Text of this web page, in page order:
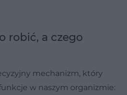
robić, a czego
mechanizm, który
w naszym organizmie: